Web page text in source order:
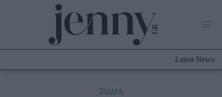
Culture
Latest News
ΖΩΔΙΑ